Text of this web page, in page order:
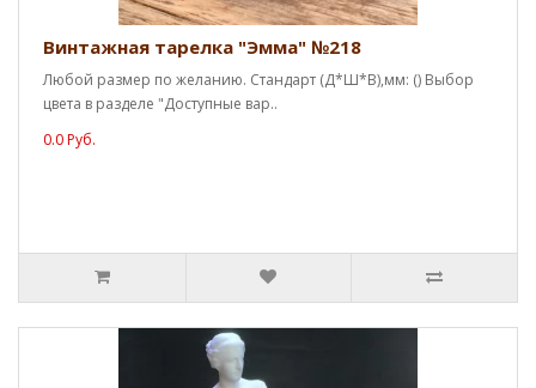
Винтажная тарелка "Эмма" №218
Любой размер по желанию. Стандарт (Д*Ш*В),мм: () Выбор
цвета в разделе "Доступные вар..
0.0 Руб.